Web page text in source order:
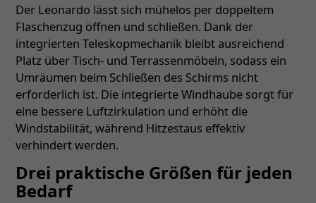
Der Leonardo lässt sich mühelos per doppeltem
Flaschenzug öffnen und schließen. Dank der
integrierten Teleskopmechanik bleibt ausreichend
Platz über Tisch- und Terrassenmöbeln, sodass ein
Umräumen beim Schließen des Schirms nicht
erforderlich ist. Die integrierte Windhaube sorgt für
eine bessere Luftzirkulation und erhöht die
Windstabilität, während Hitzestaus effektiv
verhindert werden.
Drei praktische Größen für jeden
Bedarf